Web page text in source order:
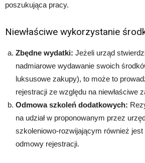
poszukująca pracy.
Niewłaściwe wykorzystanie
Zbędne wydatki: Jeżeli urząd
nadmiarowe wydawanie swoich
luksusowe zakupy), to może to
rejestracji ze względu na niewłaściwe
Odmowa szkoleń dodatkowych:
na udział w proponowanym przez
szkoleniowo-rozwijającym również
odmowy rejestracji.